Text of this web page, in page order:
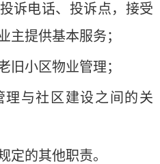
诉电话、投诉点，接受
主提供基本服务；
旧小区物业管理；
理与社区建设之间的关
定的其他职责。